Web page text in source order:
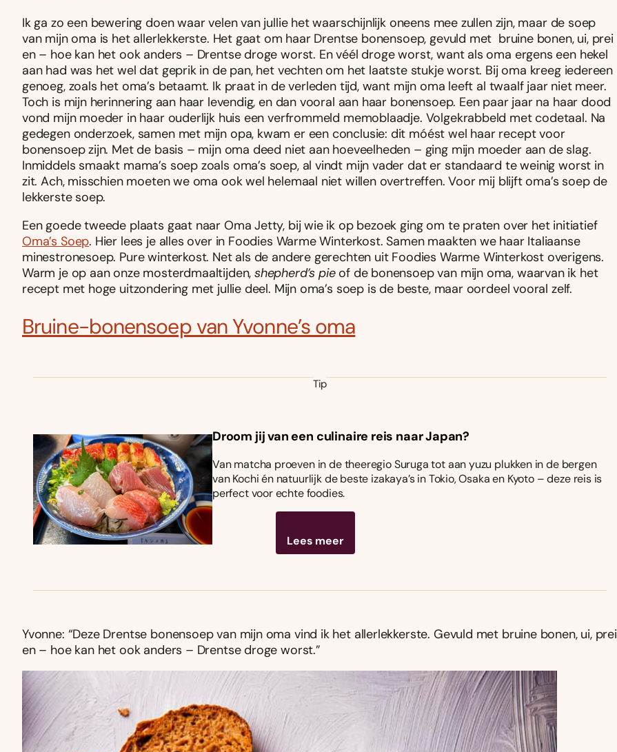
Ik ga zo een bewering doen waar velen van jullie het waarschijnlijk oneens mee zullen zijn, maar de soep
van mijn oma is het allerlekkerste. Het gaat om haar Drentse bonensoep, gevuld met bruine bonen, ui, prei
en – hoe kan het ook anders – Drentse droge worst. En véél droge worst, want als oma ergens een hekel
aan had was het wel dat geprik in de pan, het vechten om het laatste stukje worst. Bij oma kreeg iedereen
genoeg, zoals het oma’s betaamt. Ik praat in de verleden tijd, want mijn oma leeft al twaalf jaar niet meer.
Toch is mijn herinnering aan haar levendig, en dan vooral aan haar bonensoep. Een paar jaar na haar dood
vond mijn moeder in haar ouderlijk huis een verfrommeld memoblaadje. Volgekrabbeld met codetaal. Na
gedegen onderzoek, samen met mijn opa, kwam er een conclusie: dit móést wel haar recept voor
bonensoep zijn. Met de basis – mijn oma deed niet aan hoeveelheden – ging mijn moeder aan de slag.
Inmiddels smaakt mama’s soep zoals oma’s soep, al vindt mijn vader dat er standaard te weinig worst in
zit. Ach, misschien moeten we oma ook wel helemaal niet willen overtreffen. Voor mij blijft oma’s soep de
lekkerste soep.
Een goede tweede plaats gaat naar Oma Jetty, bij wie ik op bezoek ging om te praten over het initiatief
Oma’s Soep. Hier lees je alles over in Foodies Warme Winterkost. Samen maakten we haar Italiaanse
minestronesoep. Pure winterkost. Net als de andere gerechten uit Foodies Warme Winterkost overigens.
Warm je op aan onze mosterdmaaltijden, shepherd’s pieof de bonensoep van mijn oma, waarvan ik het
recept met hoge uitzondering met jullie deel. Mijn oma’s soep is de beste, maar oordeel vooral zelf.
Bruine-bonensoep van Yvonne’s oma
Tip
Droom jij van een culinaire reis naar Japan?
Van matcha proeven in de theeregio Suruga tot aan yuzu plukken in de bergen
van Kochi én natuurlijk de beste izakaya’s in Tokio, Osaka en Kyoto – deze reis is
perfect voor echte foodies.
Lees meer
Yvonne: “Deze Drentse bonensoep van mijn oma vind ik het allerlekkerste. Gevuld met bruine bonen, ui, prei
en – hoe kan het ook anders – Drentse droge worst.”